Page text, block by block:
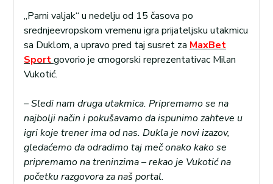
„Parni valjak“ u nedelju od 15 časova po
srednjeevropskom vremenu igra prijateljsku utakmicu
sa Duklom, a upravo pred taj susret za MaxBet
Sportgovorio je crnogorski reprezentativac Milan
Vukotić.
– Sledi nam druga utakmica. Pripremamo se na
najbolji način i pokušavamo da ispunimo zahteve u
igri koje trener ima od nas. Dukla je novi izazov,
gledaćemo da odradimo taj meč onako kako se
pripremamo na treninzima – rekao je Vukotić na
početku razgovora za naš portal.